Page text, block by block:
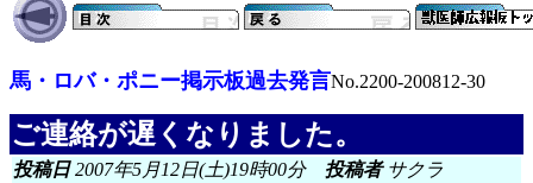
馬・ロバ・ポニー掲示板過去発言No.2200-200812-30
ご連絡が遅くなりました。
投稿日2007年5月12日(土)19時00分 投稿者サクラ